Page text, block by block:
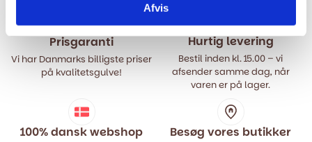
Afvis
Prisgaranti
Vi har Danmarks billigste priser
på kvalitetsgulve!
Hurtig levering
Bestil inden kl. 15.00 – vi
afsender samme dag, når
varen er på lager.
100% dansk webshop Besøg vores butikker